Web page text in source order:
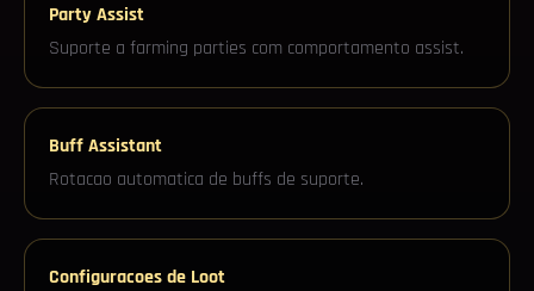
Party Assist
Suporte a farming parties com comportamento assist.
Buff Assistant
Rotacao automatica de buffs de suporte.
Configuracoes de Loot